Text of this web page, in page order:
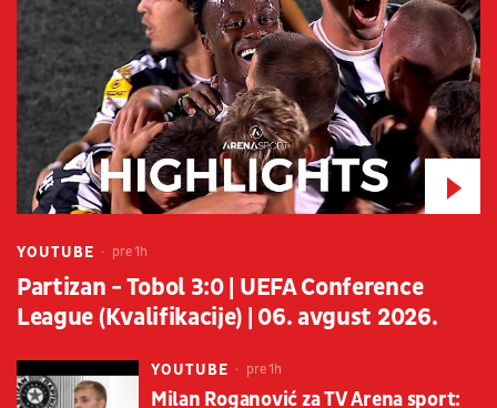
YOUTUBE pre 1h
Partizan - Tobol 3:0 | UEFA Conference
League (Kvalifikacije) | 06. avgust 2026.
YOUTUBE pre 1h
Milan Roganović za TV Arena sport: